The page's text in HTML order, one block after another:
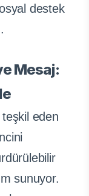
destek
Mesaj:
eden
sunuyor.